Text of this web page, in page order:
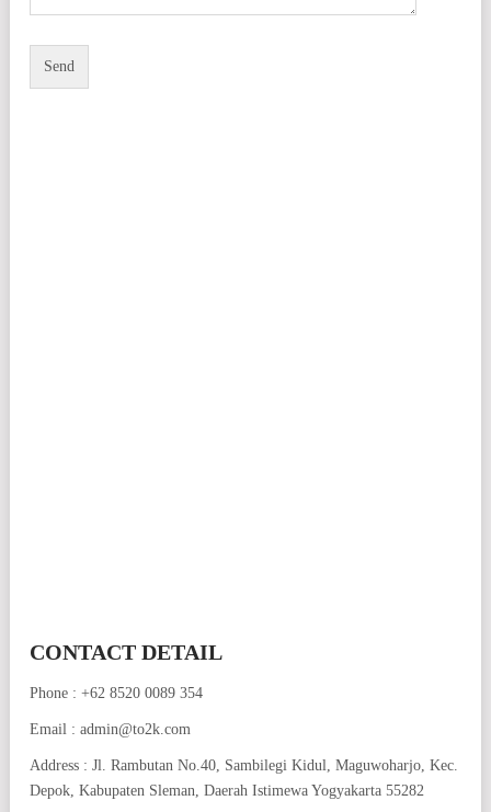
CONTACT DETAIL
Phone : +62 8520 0089 354
Email : admin@to2k.com
Address : Jl. Rambutan No.40, Sambilegi Kidul, Maguwoharjo, Kec.
Depok, Kabupaten Sleman, Daerah Istimewa Yogyakarta 55282